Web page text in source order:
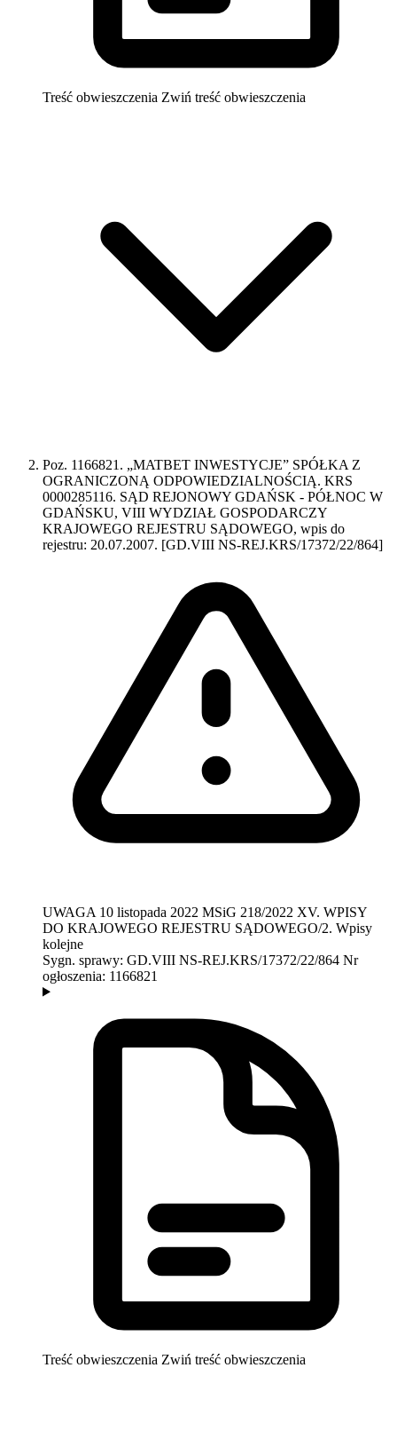
Treść obwieszczenia Zwiń treść obwieszczenia
Poz. 1166821. „MATBET INWESTYCJE” SPÓŁKA Z
OGRANICZONĄ ODPOWIEDZIALNOŚCIĄ. KRS
0000285116. SĄD REJONOWY GDAŃSK - PÓŁNOC W
GDAŃSKU, VIII WYDZIAŁ GOSPODARCZY
KRAJOWEGO REJESTRU SĄDOWEGO, wpis do
rejestru: 20.07.2007. [GD.VIII NS-REJ.KRS/17372/22/864]
UWAGA 10 listopada 2022 MSiG 218/2022 XV. WPISY
DO KRAJOWEGO REJESTRU SĄDOWEGO/2. Wpisy
kolejne
Sygn. sprawy: GD.VIII NS-REJ.KRS/17372/22/864 Nr
ogłoszenia: 1166821
Treść obwieszczenia Zwiń treść obwieszczenia